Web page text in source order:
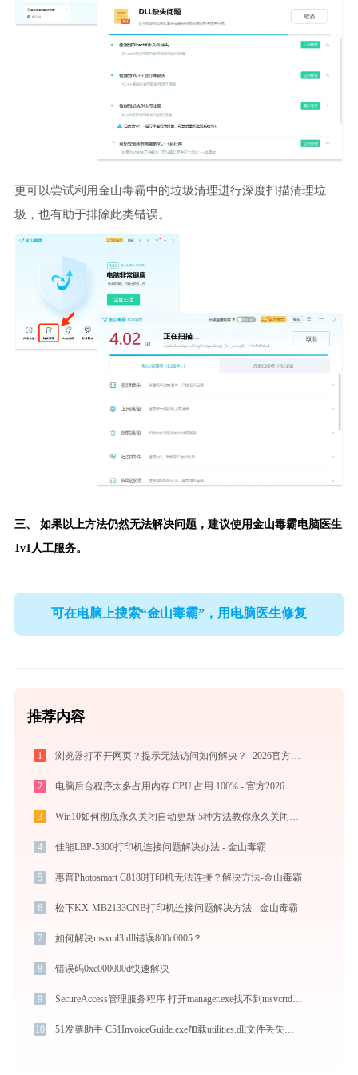
更可以尝试利用金山毒霸中的垃圾清理进行深度扫描清理垃
圾，也有助于排除此类错误。
三、 如果以上方法仍然无法解决问题，建议使用金山毒霸电脑医生
1v1人工服务。
可在电脑上搜索“金山毒霸”，用电脑医生修复
推荐内容
1 浏览器打不开网页？提示无法访问如何解决？- 2026官方最新设置教程
2 电脑后台程序太多占用内存 CPU 占用 100% - 官方2026最新优化教程
3
4 佳能LBP-5300打印机连接问题解决办法 - 金山毒霸
5 惠普Photosmart C8180打印机无法连接？解决方法-金山毒霸
6 松下KX-MB2133CNB打印机连接问题解决方法 - 金山毒霸
7 如何解决msxml3.dll错误800c0005？
8 错误码0xc000000d快速解决
9 SecureAccess管理服务程序 打开manager.exe找不到msvcrtd.dll怎么办
10